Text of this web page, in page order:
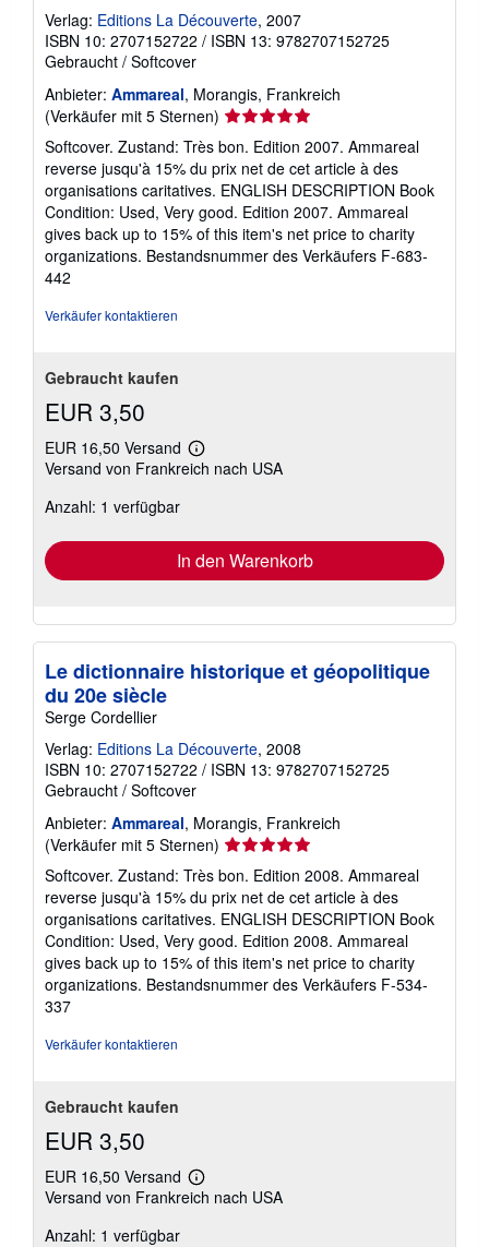
Verlag: Editions La Découverte, 2007
ISBN 10: 2707152722 / ISBN 13: 9782707152725
Gebraucht / Softcover
Anbieter: Ammareal, Morangis, Frankreich
(Verkäufer mit 5 Sternen) Verkäuferbewertung
von
5
Sternen
Softcover. Zustand: Très bon. Edition 2007. Ammareal
reverse jusqu'à 15% du prix net de cet article à des
organisations caritatives. ENGLISH DESCRIPTION Book
Condition: Used, Very good. Edition 2007. Ammareal
gives back up to 15% of this item's net price to charity
organizations. Bestandsnummer des Verkäufers F-683-
442
Verkäufer kontaktieren
Gebraucht kaufen
EUR 3,50
EUR 16,50 Versand
Weitere
Informationen
Versand von Frankreich nach USA
Anzahl: 1 verfügbar
In den Warenkorb
Le dictionnaire historique et géopolitique
du 20e siècle
Serge Cordellier
Verlag: Editions La Découverte, 2008
ISBN 10: 2707152722 / ISBN 13: 9782707152725
Gebraucht / Softcover
Anbieter: Ammareal, Morangis, Frankreich
(Verkäufer mit 5 Sternen) Verkäuferbewertung
von
5
Sternen
Softcover. Zustand: Très bon. Edition 2008. Ammareal
reverse jusqu'à 15% du prix net de cet article à des
organisations caritatives. ENGLISH DESCRIPTION Book
Condition: Used, Very good. Edition 2008. Ammareal
gives back up to 15% of this item's net price to charity
organizations. Bestandsnummer des Verkäufers F-534-
337
Verkäufer kontaktieren
Gebraucht kaufen
EUR 3,50
EUR 16,50 Versand
Weitere
Informationen
Versand von Frankreich nach USA
Anzahl: 1 verfügbar